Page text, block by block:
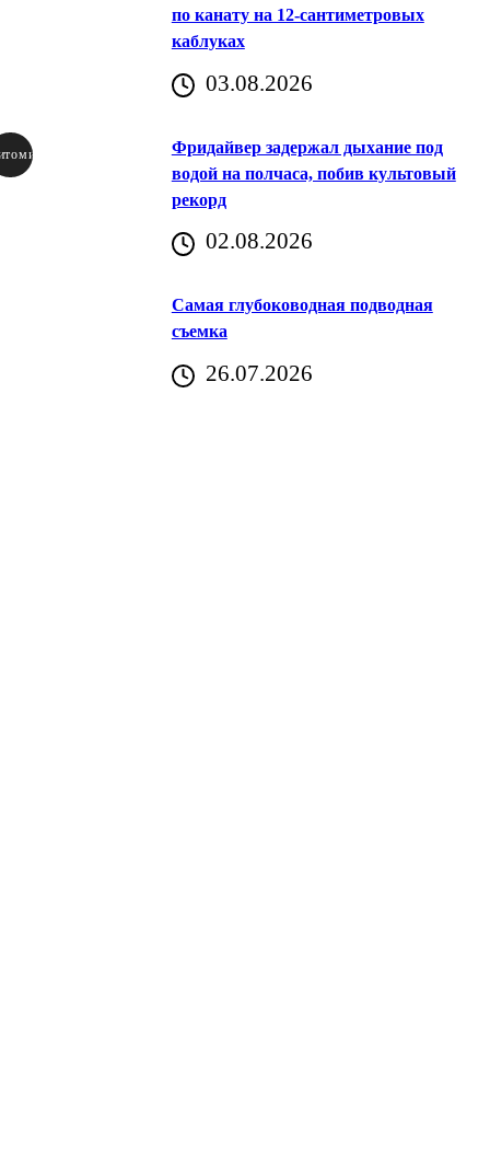
по канату на 12-сантиметровых
каблуках
03.08.2026
Фридайвер задержал дыхание под
водой на полчаса, побив культовый
рекорд
02.08.2026
Самая глубоководная подводная
съемка
26.07.2026